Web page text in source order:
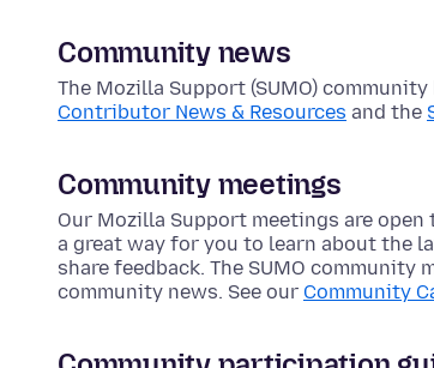
Community news
The Mozilla Support (SUMO)
Contributor News & Resources and the
Community meetings
Our Mozilla Support meetings are
a great way for you to learn about the
share feedback. The SUMO community
community news. See our Community